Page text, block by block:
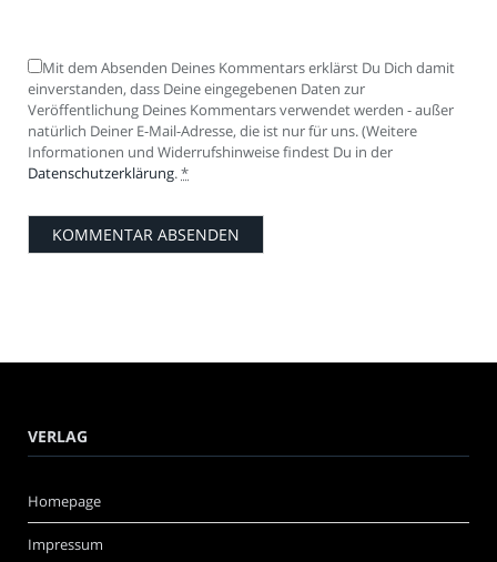
Mit dem Absenden Deines Kommentars erklärst Du Dich damit
einverstanden, dass Deine eingegebenen Daten zur
Veröffentlichung Deines Kommentars verwendet werden - außer
natürlich Deiner E-Mail-Adresse, die ist nur für uns. (Weitere
Informationen und Widerrufshinweise findest Du in der
Datenschutzerklärung.*
VERLAG
Homepage
Impressum